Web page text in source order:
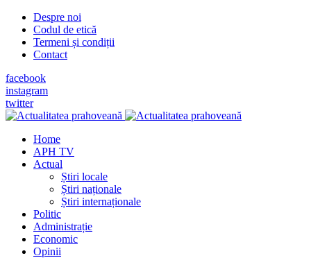
Despre noi
Codul de etică
Termeni și condiții
Contact
facebook
instagram
twitter
Home
APH TV
Actual
Știri locale
Știri naționale
Știri internaționale
Politic
Administrație
Economic
Opinii